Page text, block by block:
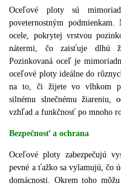
Oceľové ploty sú
poveternostným
ocele, pokrytej vrstvou
nátermi, čo zaisťuje dlhú
Pozinkovaná oceľ je
oceľové ploty ideálne do
na to, či žijete vo vlhkom
silnému slnečnému žiareniu,
vzhľad a funkčnosť po mnoho
Bezpečnosť a ochrana
Oceľové ploty zabezpečujú
pevné a ťažko sa vylamujú, čo
domácnosti. Okrem toho